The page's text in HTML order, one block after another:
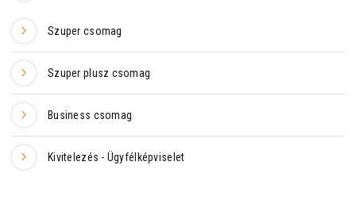
Szuper csomag
Szuper plusz csomag
Business csomag
Kivitelezés - Ügyfélképviselet